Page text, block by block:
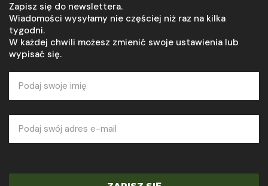
Zapisz się do newslettera.
Wiadomości wysyłamy nie częściej niż raz na kilka
tygodni.
W każdej chwili możesz zmienić swoje ustawienia lub
wypisać się.